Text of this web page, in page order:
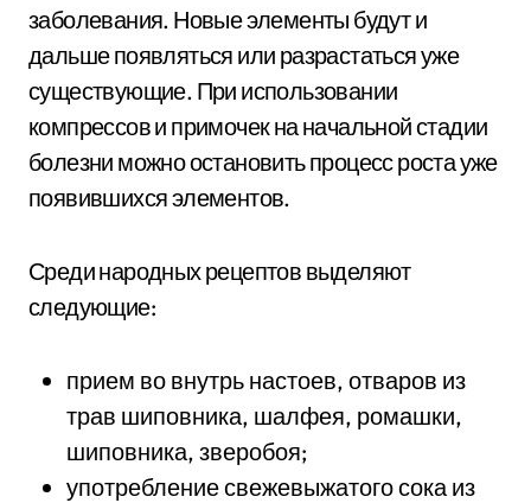
заболевания. Новые элементы будут и
дальше появляться или разрастаться уже
существующие. При использовании
компрессов и примочек на начальной стадии
болезни можно остановить процесс роста уже
появившихся элементов.
Среди народных рецептов выделяют
следующие:
прием во внутрь настоев, отваров из
трав шиповника, шалфея, ромашки,
шиповника, зверобоя;
употребление свежевыжатого сока из